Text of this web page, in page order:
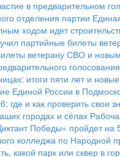
в предварительном
отделения партии
ходом идет
партийные билеты
ветерану СВО и
голосования
итоги пяти лет и новые
Единой России в
где и как проверить свои
городах и сёлах
Победы» пройдет на
колледжа по Народной
какой парк или сквер в